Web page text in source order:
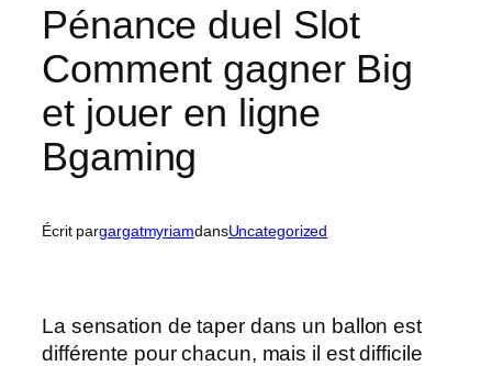
Pénance duel Slot
Comment gagner Big
et jouer en ligne
Bgaming
Écrit pargargatmyriamdansUncategorized
La sensation de taper dans un ballon est
différente pour chacun, mais il est difficile